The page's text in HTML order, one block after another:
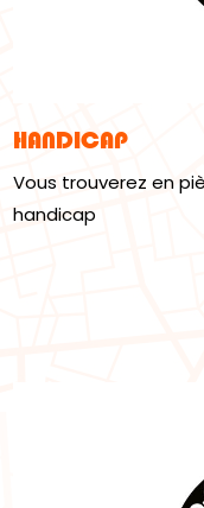
HANDICAP
Vous trouverez en
handicap